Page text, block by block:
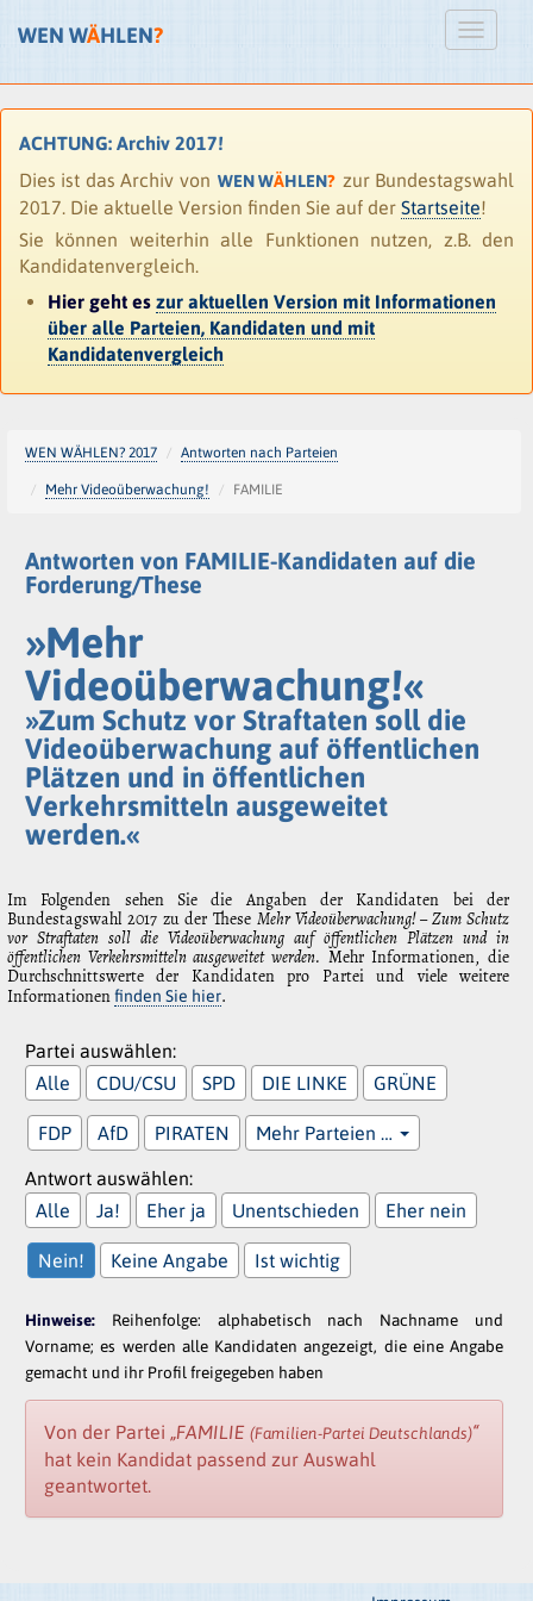
WEN WÄHLEN?
ACHTUNG: Archiv 2017!
Dies ist das Archiv von WEN WÄHLEN? zur Bundestagswahl
2017. Die aktuelle Version finden Sie auf der Startseite!
Sie können weiterhin alle Funktionen nutzen, z.B. den
Kandidatenvergleich.
Hier geht es zur aktuellen Version mit Informationen
über alle Parteien, Kandidaten und mit
Kandidatenvergleich
WEN WÄHLEN? 2017 Antworten nach Parteien
Mehr Videoüberwachung! FAMILIE
Antworten von FAMILIE-Kandidaten auf die
Forderung/These
»Mehr
Videoüberwachung!«
»Zum Schutz vor Straftaten soll die
Videoüberwachung auf öffentlichen
Plätzen und in öffentlichen
Verkehrsmitteln ausgeweitet
werden.«
Im Folgenden sehen Sie die Angaben der Kandidaten bei der
Bundestagswahl 2017 zu der These Mehr Videoüberwachung! – Zum Schutz
vor Straftaten soll die Videoüberwachung auf öffentlichen Plätzen und in
öffentlichen Verkehrsmitteln ausgeweitet werden. Mehr Informationen, die
Durchschnittswerte der Kandidaten pro Partei und viele weitere
Informationenfinden Sie hier.
Partei auswählen:
Alle
CDU/CSU SPD DIE LINKE GRÜNE
FDP AfD PIRATEN Mehr Parteien …
Antwort auswählen:
Alle
Ja! Eher ja Unentschieden Eher nein
Nein! Keine Angabe Ist wichtig
Hinweise: Reihenfolge: alphabetisch nach Nachname und
Vorname; es werden alle Kandidaten angezeigt, die eine Angabe
gemacht und ihr Profil freigegeben haben
Von der Partei „FAMILIE (Familien-Partei Deutschlands)“
hat kein Kandidat passend zur Auswahl
geantwortet.